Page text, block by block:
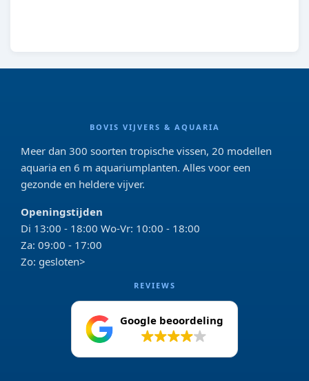
BOVIS VIJVERS & AQUARIA
Meer dan 300 soorten tropische vissen, 20 modellen
aquaria en 6 m aquariumplanten. Alles voor een
gezonde en heldere vijver.
Openingstijden
Di 13:00 - 18:00 Wo-Vr: 10:00 - 18:00
Za: 09:00 - 17:00
Zo: gesloten>
REVIEWS
Google beoordeling